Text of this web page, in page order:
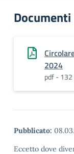
Documenti
2024
pdf - 132
Pubblicato:
Eccetto dove